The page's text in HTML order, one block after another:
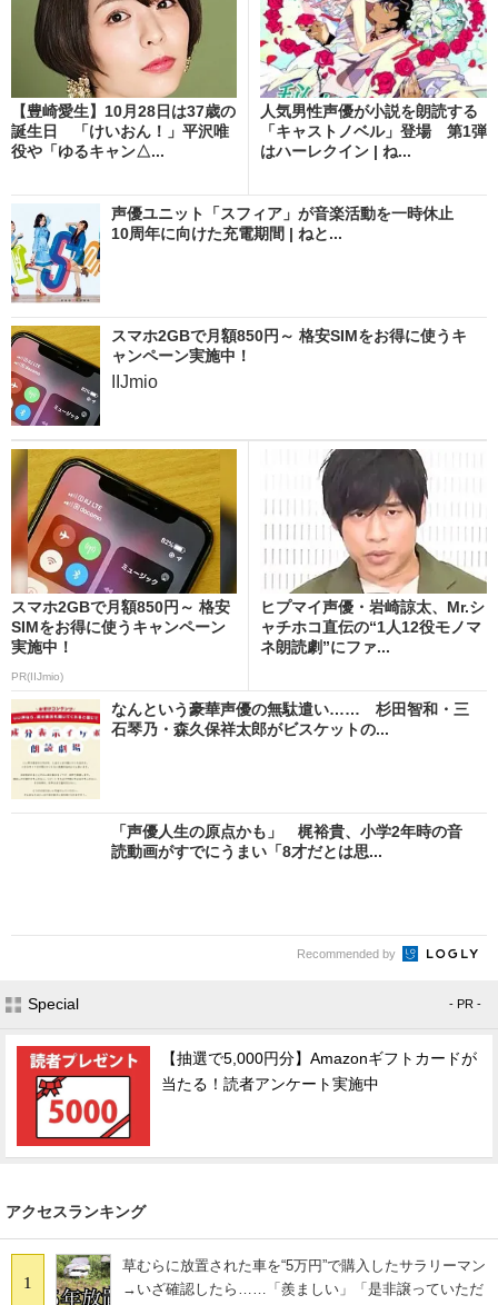
【豊崎愛生】10月28日は37歳の
誕生日 「けいおん！」平沢唯
役や「ゆるキャン△...
人気男性声優が小説を朗読する
「キャストノベル」登場 第1弾
はハーレクイン | ね...
声優ユニット「スフィア」が音楽活動を一時休止
10周年に向けた充電期間 | ねと...
スマホ2GBで月額850円～ 格安SIMをお得に使うキ
ャンペーン実施中！
IIJmio
スマホ2GBで月額850円～ 格安
SIMをお得に使うキャンペーン
実施中！
PR(IIJmio)
ヒプマイ声優・岩崎諒太、Mr.シ
ャチホコ直伝の“1人12役モノマ
ネ朗読劇”にファ...
なんという豪華声優の無駄遣い…… 杉田智和・三
石琴乃・森久保祥太郎がビスケットの...
「声優人生の原点かも」 梶裕貴、小学2年時の音
読動画がすでにうまい「8才だとは思...
Recommended by
Special - PR -
【抽選で5,000円分】Amazonギフトカードが
当たる！読者アンケート実施中
アクセスランキング
1
草むらに放置された車を“5万円”で購入したサラリーマン
→いざ確認したら……「羨ましい」「是非譲っていただ